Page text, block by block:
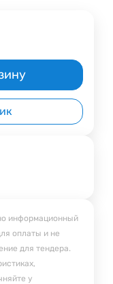
информационный
оплаты и не
для тендера.
у